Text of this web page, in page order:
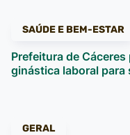
SAÚDE E BEM-ESTAR
Prefeitura de
ginástica laboral para
GERAL